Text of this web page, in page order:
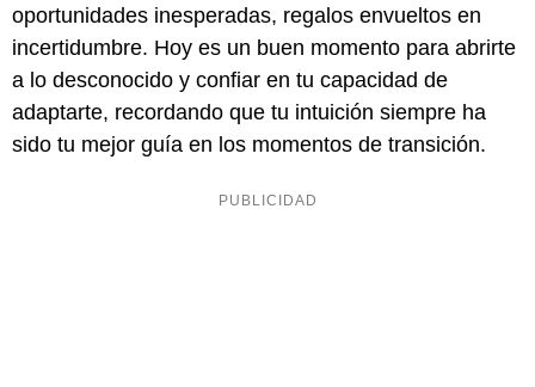
oportunidades inesperadas, regalos envueltos en
incertidumbre. Hoy es un buen momento para abrirte
a lo desconocido y confiar en tu capacidad de
adaptarte, recordando que tu intuición siempre ha
sido tu mejor guía en los momentos de transición.